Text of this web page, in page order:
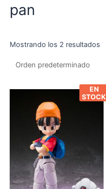
pan
Mostrando los 2 resultados
EN
STOCK